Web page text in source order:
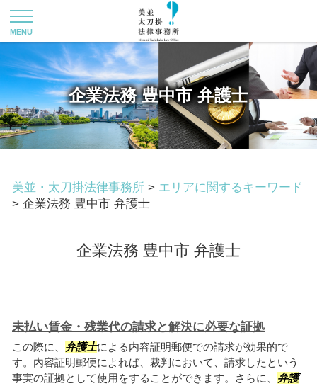
企業法務 豊中市 弁護士
美並・太刀掛法律事務所 > エリアに関するキーワード
> 企業法務 豊中市 弁護士
企業法務 豊中市 弁護士
未払い賃金・残業代の請求と解決に必要な証拠
この際に、 弁護士による内容証明郵便での請求が効果的で
す。内容証明郵便によれば、裁判において、請求したという
事実の証拠として使用をすることができます。さらに、 弁護